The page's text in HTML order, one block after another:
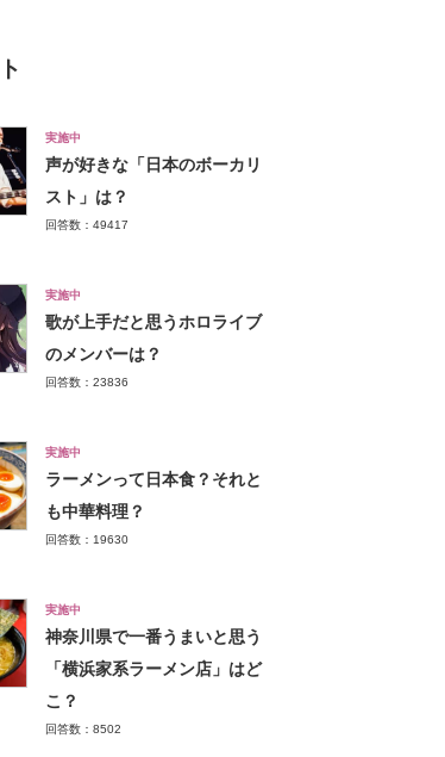
実施中
声が好きな「日本のボーカリ
スト」は？
回答数：49417
実施中
歌が上手だと思うホロライブ
のメンバーは？
回答数：23836
実施中
ラーメンって日本食？それと
も中華料理？
回答数：19630
実施中
神奈川県で一番うまいと思う
「横浜家系ラーメン店」はど
こ？
回答数：8502